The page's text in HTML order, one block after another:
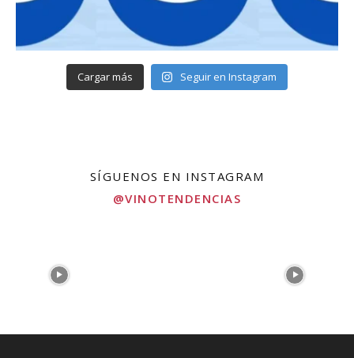
Cargar más Seguir en Instagram
SÍGUENOS EN INSTAGRAM
@VINOTENDENCIAS